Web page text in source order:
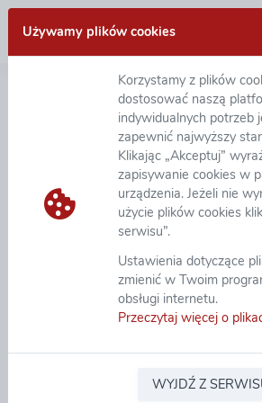
Używamy plików cookies
Korzystamy z plików
dostosować naszą
indywidualnych potrzeb
zapewnić najwyższy
Klikając „Akceptuj”
zapisywanie cookies w
urządzenia. Jeżeli nie
użycie plików cookies
serwisu”.
Ustawienia dotyczące
zmienić w Twoim
obsługi internetu.
Przeczytaj więcej o
WYJDŹ Z
Deklaracja dostępności
GK eB2B zobowiązuje się
witryny internetowej https://
wszystkich innych subdomen
indywidualne potrzeby Klientów GK
ustawą z dnia 4 kwietnia 2019 r. o
podmiotów publicznych.
dostępności ma zastosowanie do
https://platforma.eb2b.com.pl
Data ostatniej istotnej aktualizacji:
Witryna internetowa jest zgodna z